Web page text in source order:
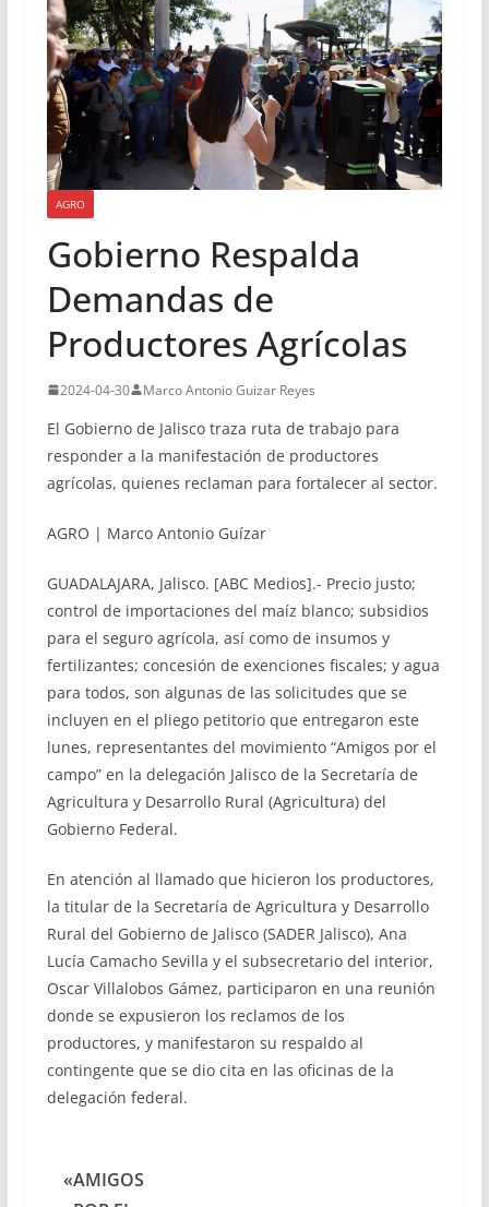
AGRO
Gobierno Respalda
Demandas de
Productores Agrícolas
2024-04-30 Marco Antonio Guizar Reyes
El Gobierno de Jalisco traza ruta de trabajo para
responder a la manifestación de productores
agrícolas, quienes reclaman para fortalecer al sector.
AGRO | Marco Antonio Guízar
GUADALAJARA, Jalisco. [ABC Medios].- Precio justo;
control de importaciones del maíz blanco; subsidios
para el seguro agrícola, así como de insumos y
fertilizantes; concesión de exenciones fiscales; y agua
para todos, son algunas de las solicitudes que se
incluyen en el pliego petitorio que entregaron este
lunes, representantes del movimiento “Amigos por el
campo” en la delegación Jalisco de la Secretaría de
Agricultura y Desarrollo Rural (Agricultura) del
Gobierno Federal.
En atención al llamado que hicieron los productores,
la titular de la Secretaría de Agricultura y Desarrollo
Rural del Gobierno de Jalisco (SADER Jalisco), Ana
Lucía Camacho Sevilla y el subsecretario del interior,
Oscar Villalobos Gámez, participaron en una reunión
donde se expusieron los reclamos de los
productores, y manifestaron su respaldo al
contingente que se dio cita en las oficinas de la
delegación federal.
«AMIGOS